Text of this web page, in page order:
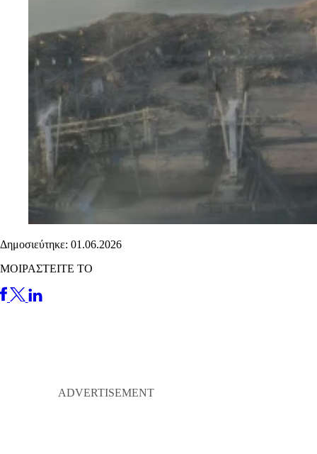
Δημοσιεύτηκε: 01.06.2026
ΜΟΙΡΑΣΤΕΙΤΕ ΤΟ